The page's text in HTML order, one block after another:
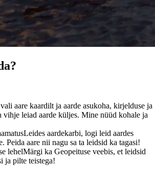
aare kaardilt ja aarde asukoha, kirjelduse ja
vihje leiad aarde küljes. Mine nüüd kohale ja
Leides aardekarbi, logi leid aardes
Peida aare nii nagu sa ta leidsid ka tagasi!
lehelMärgi ka Geopeituse veebis, et leidsid
ja pilte teistega!